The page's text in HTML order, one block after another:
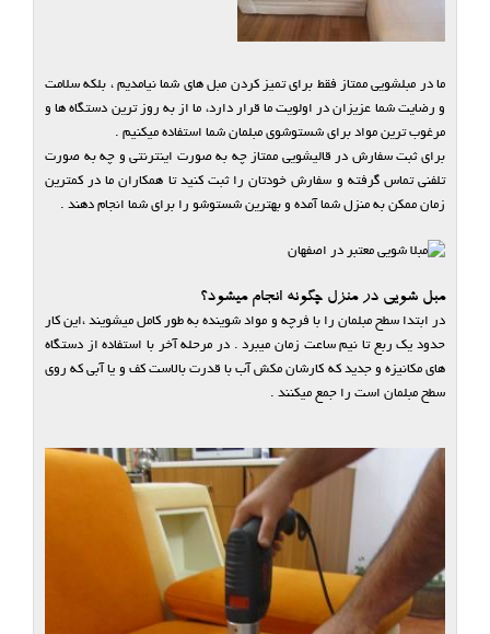
ما در مبلشویی ممتاز فقط برای تمیز کردن مبل های شما نیامدیم ، بلکه سلامت
و رضایت شما عزیزان در اولویت ما قرار دارد، ما از به روز ترین دستگاه ها و
مرغوب ترین مواد برای شستوشوی مبلمان شما استفاده میکنیم .
برای ثبت سفارش در قالیشویی ممتاز چه به صورت اینترنتی و چه به صورت
تلفنی تماس گرفته و سفارش خودتان را ثبت کنید تا همکاران ما در کمترین
زمان ممکن به منزل شما آمده و بهترین شستوشو را برای شما انجام دهند .
مبل شویی در منزل چگونه انجام میشود؟
در ابتدا سطح مبلمان را با فرچه و مواد شوینده به طور کامل میشویند ،این کار
حدود یک ربع تا نیم ساعت زمان میبرد . در مرحله آخر با استفاده از دستگاه
های مکانیزه و جدید که کارشان مکش آب با قدرت بالاست کف و یا آبی که روی
سطح مبلمان است را جمع میکنند .